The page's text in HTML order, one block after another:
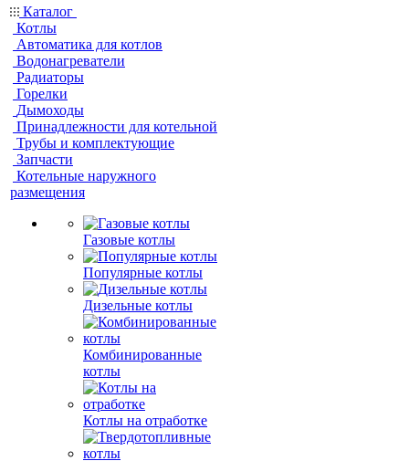
Каталог
Котлы
Автоматика для котлов
Водонагреватели
Радиаторы
Горелки
Дымоходы
Принадлежности для котельной
Трубы и комплектующие
Запчасти
Котельные наружного
размещения
Газовые котлы
Популярные котлы
Дизельные котлы
Комбинированные
котлы
Котлы на отработке